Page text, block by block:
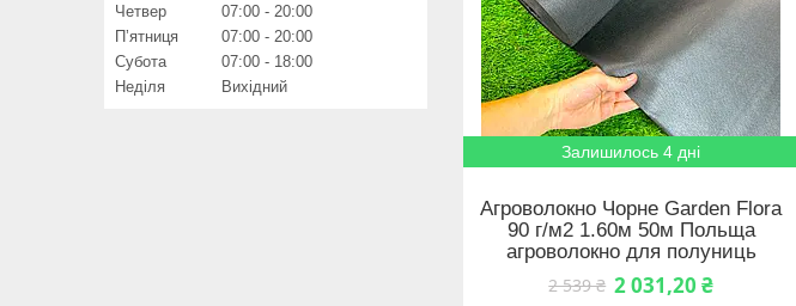
Залишилось 4 дні
Агроволокно Чорне Garden Flora
90 г/м2 1.60м 50м Польща
агроволокно для полуниць
2 539 ₴ 2 031,20 ₴
Четвер
07:00
20:00
Пʼятниця
07:00
20:00
Субота
07:00
18:00
Неділя
Вихідний